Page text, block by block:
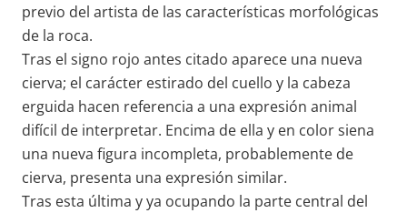
previo del artista de las características morfológicas
de la roca.
Tras el signo rojo antes citado aparece una nueva
cierva; el carácter estirado del cuello y la cabeza
erguida hacen referencia a una expresión animal
difícil de interpretar. Encima de ella y en color siena
una nueva figura incompleta, probablemente de
cierva, presenta una expresión similar.
Tras esta última y ya ocupando la parte central del